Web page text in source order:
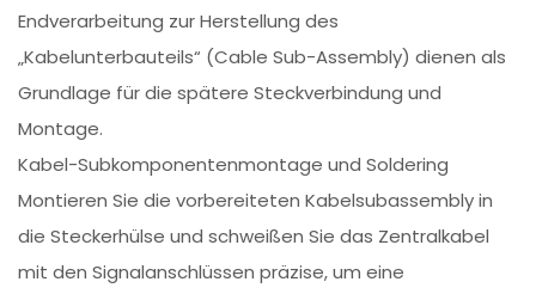
Endverarbeitung zur Herstellung des
„Kabelunterbauteils“ (Cable Sub-Assembly) dienen als
Grundlage für die spätere Steckverbindung und
Montage.
Kabel-Subkomponentenmontage und Soldering
Montieren Sie die vorbereiteten Kabelsubassembly in
die Steckerhülse und schweißen Sie das Zentralkabel
mit den Signalanschlüssen präzise, um eine